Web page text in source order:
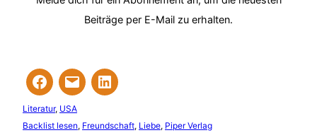
Beiträge per E-Mail zu erhalten.
Literatur, USA
Backlist lesen, Freundschaft, Liebe, Piper Verlag